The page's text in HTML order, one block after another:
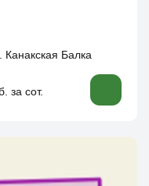
Канакская Балка
за сот.